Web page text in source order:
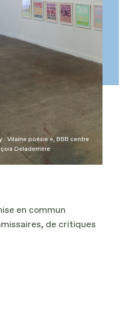
: Vilaine poésie », BBB centre
Deladerrière
en commun
de critiques